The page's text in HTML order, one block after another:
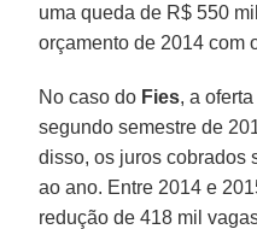
uma queda de R$ 550
orçamento de 2014 com
No caso do Fies, a
segundo semestre de
disso, os juros cobrados
ao ano. Entre 2014 e
redução de 418 mil